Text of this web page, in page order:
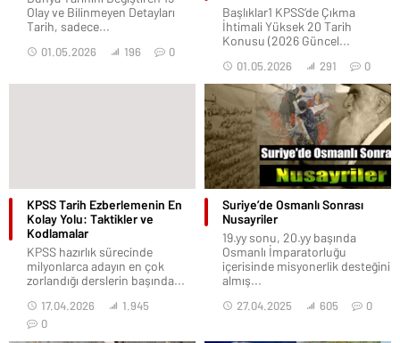
Olay ve Bilinmeyen Detayları
Tarih, sadece...
01.05.2026 196 0
Başlıklar1 KPSS’de Çıkma
İhtimali Yüksek 20 Tarih
Konusu (2026 Güncel...
01.05.2026 291 0
KPSS Tarih Ezberlemenin En
Kolay Yolu: Taktikler ve
Kodlamalar
KPSS hazırlık sürecinde
milyonlarca adayın en çok
zorlandığı derslerin başında...
17.04.2026
1.945
0
Suriye’de Osmanlı Sonrası
Nusayriler
19.yy sonu, 20.yy başında
Osmanlı İmparatorluğu
içerisinde misyonerlik desteğini
almış...
27.04.2025 605 0